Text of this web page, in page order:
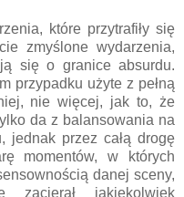
które przytrafiły się
zmyślone wydarzenia,
się o granice absurdu.
przypadku użyte z pełną
nie więcej, jak to, że
da z balansowania na
jednak przez całą drogę
momentów, w których
danej sceny,
zacierał jakiekolwiek